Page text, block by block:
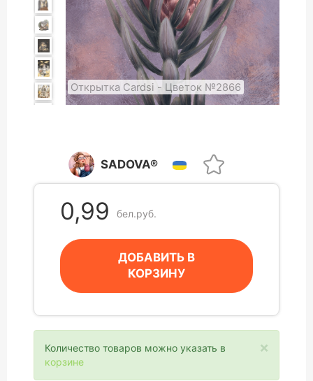
Открытка Cardsi - Цветок №2866
SADOVA®
0,99 бел.руб.
ДОБАВИТЬ В
КОРЗИНУ
×
Количество товаров можно указать в
корзине